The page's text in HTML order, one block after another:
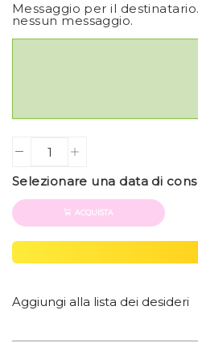
Messaggio per il
nessun messaggio.
Quantity
Selezionare una data di
ACQUISTA
Aggiungi alla lista dei desideri